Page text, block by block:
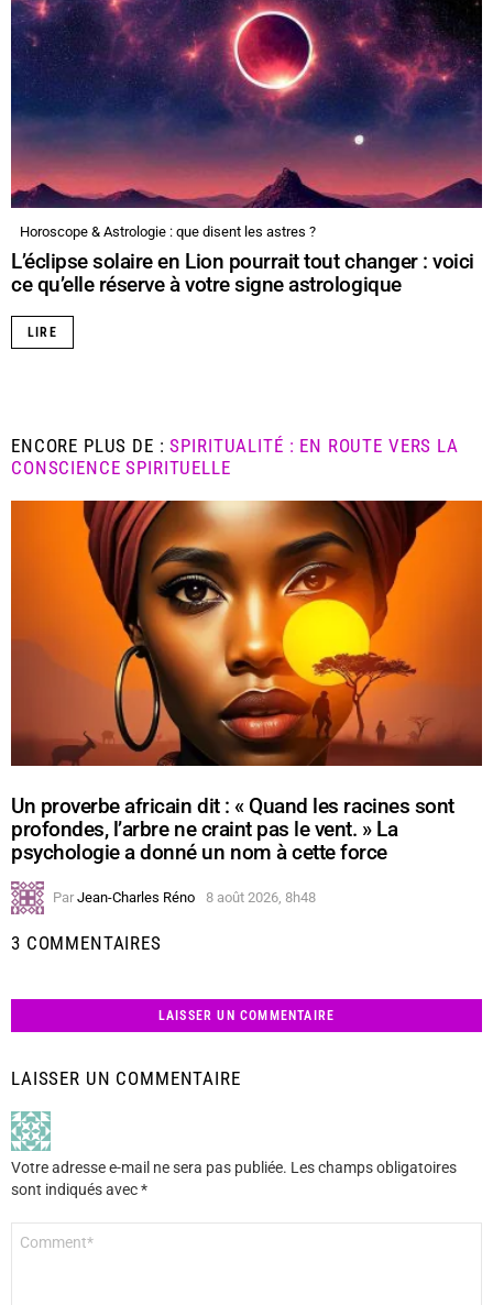
Horoscope & Astrologie : que disent les astres ?
L’éclipse solaire en Lion pourrait tout changer : voici
ce qu’elle réserve à votre signe astrologique
LIRE
ENCORE PLUS DE :SPIRITUALITÉ : EN ROUTE VERS LA
CONSCIENCE SPIRITUELLE
Un proverbe africain dit : « Quand les racines sont
profondes, l’arbre ne craint pas le vent. » La
psychologie a donné un nom à cette force
Par Jean-Charles Réno 8 août 2026, 8h48
3 COMMENTAIRES
LAISSER UN COMMENTAIRE
LAISSER UN COMMENTAIRE
Votre adresse e-mail ne sera pas publiée. Les champs obligatoires
sont indiqués avec*